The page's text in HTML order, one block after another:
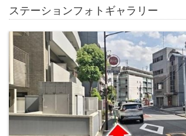
ステーションフォトギャラリー